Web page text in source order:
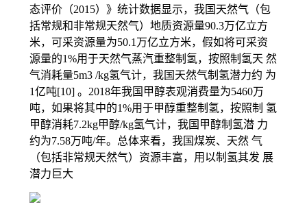
态评价（2015）》统计数据显示，我国天然气（包
括常规和非常规天然气）地质资源量90.3万亿立方
米，可采资源量为50.1万亿立方米，假如将可采资
源量的1%用于天然气蒸汽重整制氢，按照制氢天 然
气消耗量5m3 /kg氢气计，我国天然气制氢潜力约 为
1亿吨[10] 。2018年我国甲醇表观消费量为5460万
吨，如果将其中的1%用于甲醇重整制氢，按照制 氢
甲醇消耗7.2kg甲醇/kg氢气计，我国甲醇制氢潜 力
约为7.58万吨/年。总体来看，我国煤炭、天然 气
（包括非常规天然气）资源丰富，用以制氢其发 展
潜力巨大